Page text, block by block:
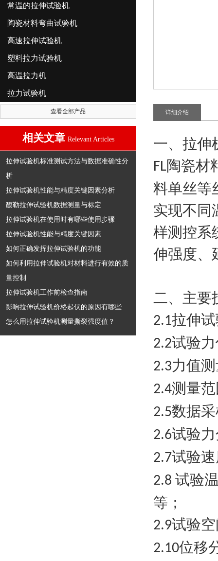
常温的拉伸试验机
陶瓷材料弯曲试验机
高速拉伸试验机
塑料拉力试验机
高温拉力机
拉力试验机
查看全部产品
相关文章 Relevant Articles
拉伸试验机标准测试方法与数据准确性分
析
拉伸试验机性能与精度关键因素分析
馥勒拉伸试验机数据测量与标定
拉伸试验机在使用时有哪些使用步骤
拉伸试验机性能与精度关键因素
如何正确发挥拉伸试验机的功能
如何利用拉伸试验机对材料进行有效的质
量控制
拉伸试验机工作前检查指南
影响拉伸试验机价格起伏的原因有哪些
怎么用拉伸试验机测量撕裂强度值？
详细介绍
一、拉伸
FL陶瓷材
料单丝等
实现不同
样测控系
伸强度、
二、主要
2.1拉伸
2.2试验
2.3力值
2.4测量
2.5数据
2.6试验
2.7试验
2.8 试验
等；
2.9试验
2.10位移